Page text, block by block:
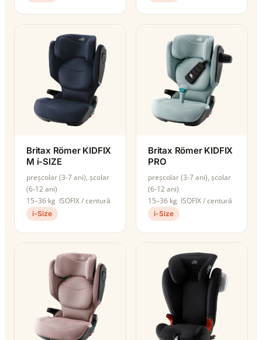
Britax Römer KIDFIX
M i-SIZE
preșcolar (3-7 ani), școlar
(6-12 ani)
15–36 kg ISOFIX / centură
i-Size
Britax Römer KIDFIX
PRO
preșcolar (3-7 ani), școlar
(6-12 ani)
15–36 kg ISOFIX / centură
i-Size